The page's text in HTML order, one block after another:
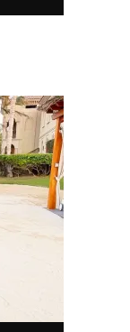
Ce produit a plusieurs variations. Les options peuvent être choisies sur la page du produit